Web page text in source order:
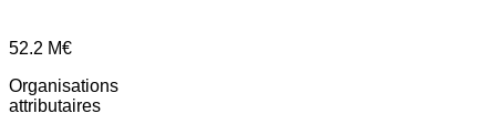
52.2 M€
Organisations
attributaires